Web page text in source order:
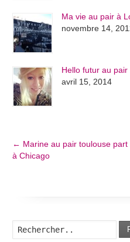
Ma vie au pair à
novembre 14,
Hello futur au pair
avril 15, 2014
← Marine au pair toulouse part
à Chicago